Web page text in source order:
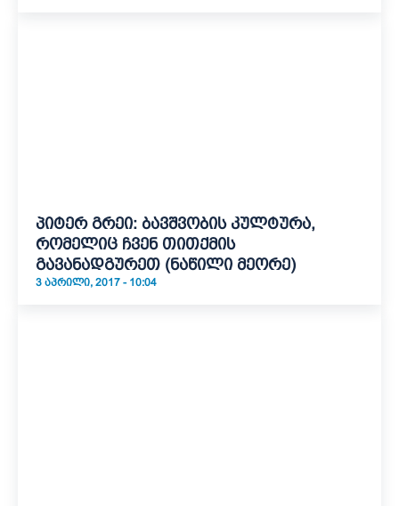
პიტერ გრეი: ბავშვობის კულტურა,
რომელიც ჩვენ თითქმის
გავანადგურეთ (ნაწილი მეორე)
3 ᲐᲞᲠᲘᲚᲘ, 2017 - 10:04